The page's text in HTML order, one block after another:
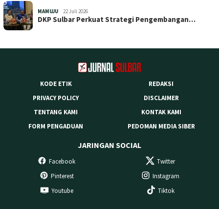
MAMUJU 22 Juli 2026
DKP Sulbar Perkuat Strategi Pengembangan…
KODE ETIK
REDAKSI
PRIVACY POLICY
DISCLAIMER
TENTANG KAMI
KONTAK KAMI
FORM PENGADUAN
PEDOMAN MEDIA SIBER
JARINGAN SOCIAL
Facebook
Twitter
Pinterest
Instagram
Youtube
Tiktok